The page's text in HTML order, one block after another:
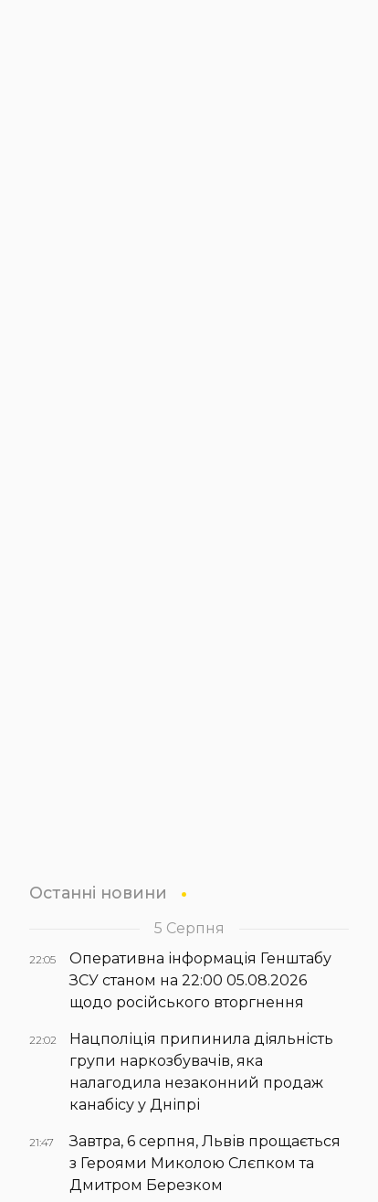
Останні новини
5 Серпня
22:05
Оперативна інформація Генштабу
ЗСУ станом на 22:00 05.08.2026
щодо російського вторгнення
22:02
Нацполіція припинила діяльність
групи наркозбувачів, яка
налагодила незаконний продаж
канабісу у Дніпрі
21:47
Завтра, 6 серпня, Львів прощається
з Героями Миколою Слєпком та
Дмитром Березком